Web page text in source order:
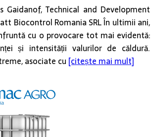
Gaidanof, Technical and Development
Biocontrol Romania SRL În ultimii ani,
cu o provocare tot mai evidentă:
și intensității valurilor de căldură.
asociate cu [citește mai mult]